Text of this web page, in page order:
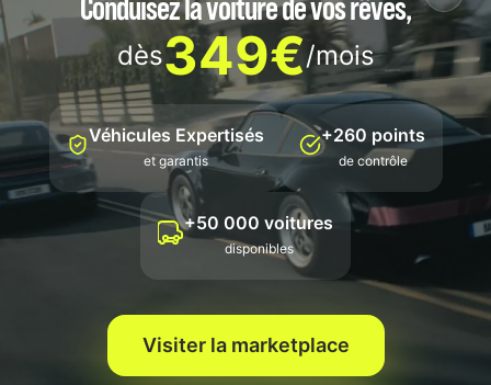
Le cadre 2026 introduit une refonte profonde :
rééquilibrage thermique/électrique, réduction de la
traînée, carburant durable, et un dispositif d’aéro active
destiné à concilier vitesse de pointe et appui dans les
virages. Concrètement, les ingénieurs doivent composer
avec de nouveaux garde-fous aérodynamiques, une plage
de fonctionnement élargie des systèmes hybrides et des
fenêtrages de température très stricts. L’AMR26 a donc
été pensée autour d’un « triangle d’or » : efficacité
aérodynamique, intégration énergétique et gestion
thermique.
Les zones les plus sensibles porteront sur : la propreté des
dès349€/mois
Véhicules Expertisés
et garantis
+260 points
de contrôle
+50 000 voitures
disponibles
Visiter la marketplace